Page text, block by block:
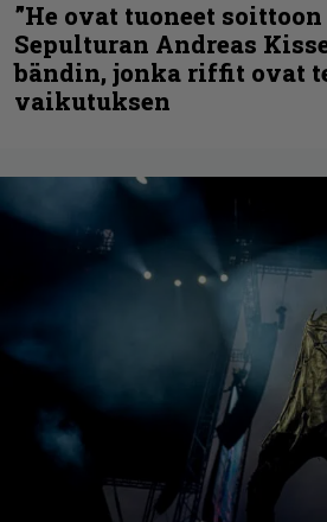
”He ovat tuoneet
Sepulturan Andreas
bändin, jonka riffit ovat
vaikutuksen